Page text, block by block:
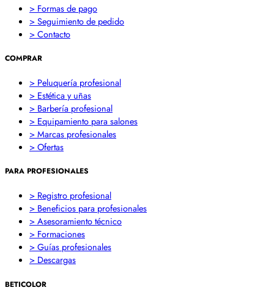
> Formas de pago
> Seguimiento de pedido
> Contacto
COMPRAR
> Peluquería profesional
> Estética y uñas
> Barbería profesional
> Equipamiento para salones
> Marcas profesionales
> Ofertas
PARA PROFESIONALES
> Registro profesional
> Beneficios para profesionales
> Asesoramiento técnico
> Formaciones
> Guías profesionales
> Descargas
BETICOLOR